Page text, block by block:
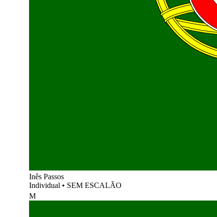
Inês Passos
Individual • SEM ESCALÃO
M